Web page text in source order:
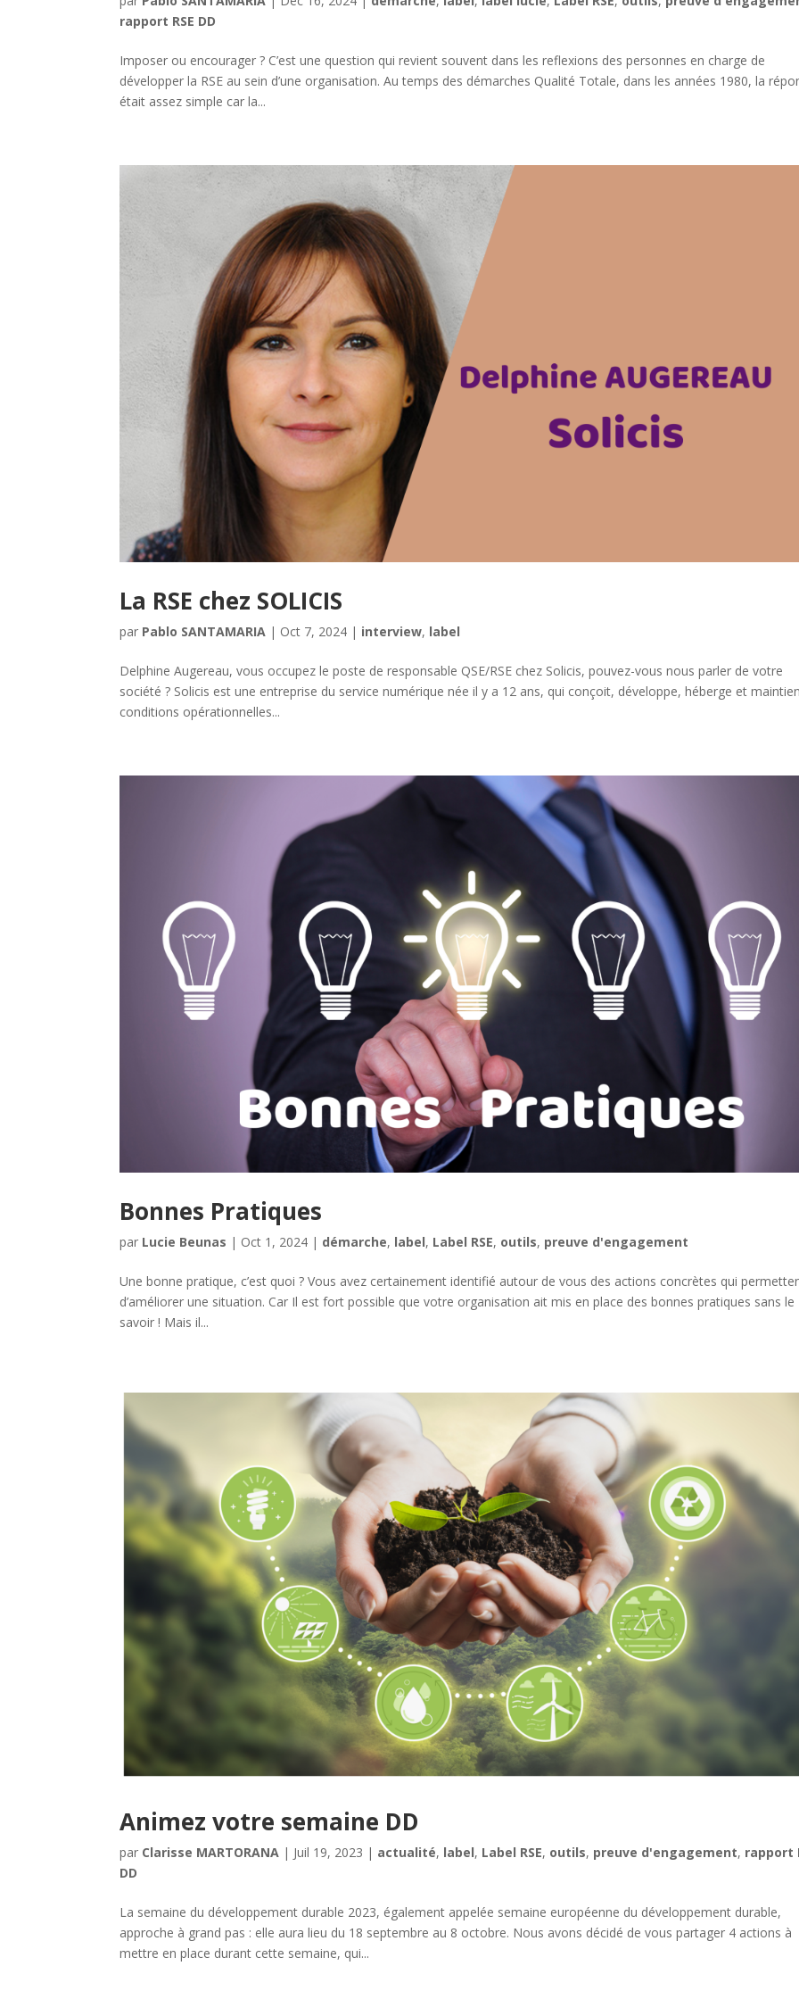
rapport RSE DD
Imposer ou encourager ? C’est une question qui revient souvent dans les reflexions des personnes en charge de
développer la RSE au sein d’une organisation. Au temps des démarches Qualité Totale, dans les années 1980, la
était assez simple car la...
La RSE chez SOLICIS
par Pablo SANTAMARIA | Oct 7, 2024 | interview, label
Delphine Augereau, vous occupez le poste de responsable QSE/RSE chez Solicis, pouvez-vous nous parler de votre
société ? Solicis est une entreprise du service numérique née il y a 12 ans, qui conçoit, développe, héberge et
conditions opérationnelles...
Bonnes Pratiques
par Lucie Beunas | Oct 1, 2024 | démarche, label, Label RSE, outils, preuve d'engagement
Une bonne pratique, c’est quoi ? Vous avez certainement identifié autour de vous des actions concrètes qui
d’améliorer une situation. Car Il est fort possible que votre organisation ait mis en place des bonnes pratiques sans le
savoir ! Mais il...
Animez votre semaine DD
par Clarisse MARTORANA | Juil 19, 2023 | actualité, label, Label RSE, outils, preuve d'engagement, rapport
DD
La semaine du développement durable 2023, également appelée semaine européenne du développement durable,
approche à grand pas : elle aura lieu du 18 septembre au 8 octobre. Nous avons décidé de vous partager 4 actions à
mettre en place durant cette semaine, qui...